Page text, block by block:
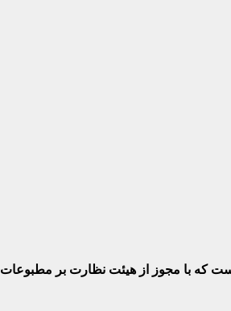
که با مجوز از هیئت نظارت بر مطبوعات